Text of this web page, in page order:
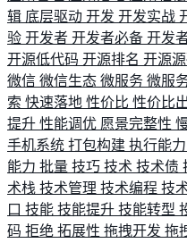
辑 底层驱动 开发 开发实战
验 开发者 开发者必备 开发
开源低代码 开源排名 开源
微信 微信生态 微服务 微服
索 快速落地 性价比 性价比
提升 性能调优 愿景完整性
手机系统 打包构建 执行能力
能力 批量 技巧 技术 技术债
术栈 技术管理 技术编程 技
口 技能 技能提升 技能转型
码 拒绝 拓展性 拖拽开发 拖